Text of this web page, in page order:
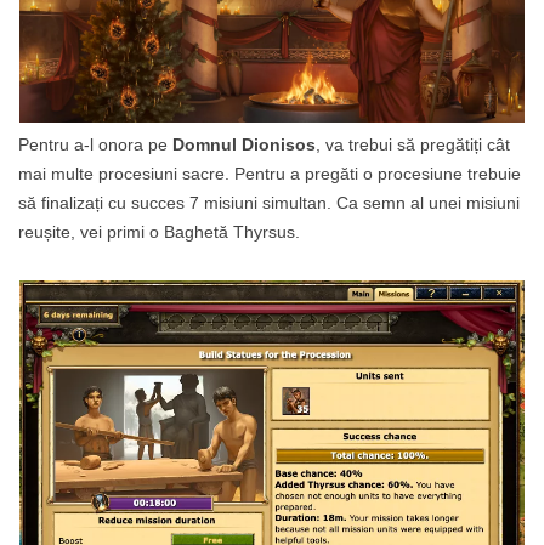
Pentru a-l onora pe Domnul Dionisos , va trebui să pregătiți cât
mai multe procesiuni sacre. Pentru a pregăti o procesiune trebuie
să finalizați cu succes 7 misiuni simultan. Ca semn al unei misiuni
reușite, vei primi o Baghetă Thyrsus.